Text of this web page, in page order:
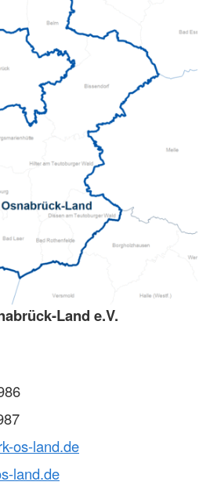
Land e.V.
os-land.de
land.de